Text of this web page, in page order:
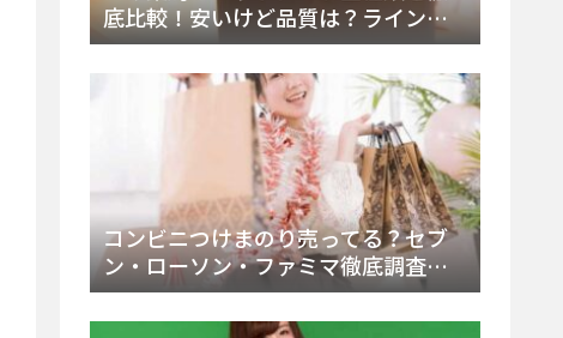
底比較！安いけど品質は？ラインナ
ップと販売店（Amazon・楽天含む）
をチェック
コンビニつけまのり売ってる？セブ
ン・ローソン・ファミマ徹底調査！
ドンキや薬局、Amazon楽天で買う方
法まとめ